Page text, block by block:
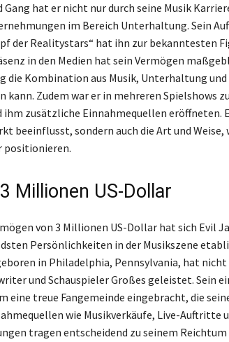
hat er nicht nur durch seine Musik
im Bereich Unterhaltung. Sein
der Realitystars“ hat ihn zur bekanntesten
in den Medien hat sein Vermögen
die Kombination aus Musik, Unterhaltung und
Zudem war er in mehreren Spielshows
zusätzliche Einnahmequellen eröffneten.
beeinflusst, sondern auch die Art und Weise,
positionieren.
Millionen US-Dollar
von 3 Millionen US-Dollar hat sich Evil
Persönlichkeiten in der Musikszene
in Philadelphia, Pennsylvania, hat nicht
und Schauspieler Großes geleistet. Sein
eine treue Fangemeinde eingebracht, die
wie Musikverkäufe, Live-Auftritte
tragen entscheidend zu seinem Reichtum